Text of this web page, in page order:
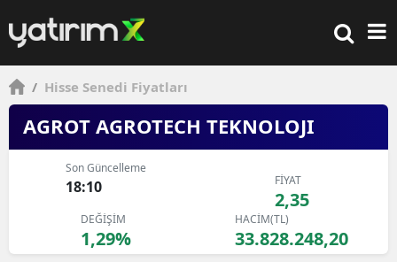
/ Hisse Senedi Fiyatları
AGROT AGROTECH TEKNOLOJI
Son Güncelleme
18:10 FİYAT
2,35
DEĞİŞİM
1,29%
HACİM(TL)
33.828.248,20